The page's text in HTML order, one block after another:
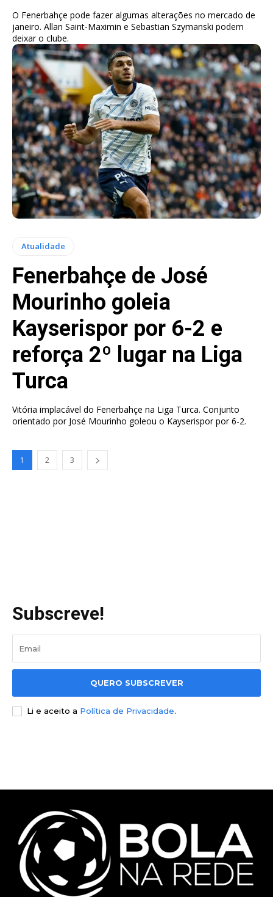
O Fenerbahçe pode fazer algumas alterações no mercado de
janeiro. Allan Saint-Maximin e Sebastian Szymanski podem
deixar o clube.
Atualidade
Fenerbahçe de José
Mourinho goleia
Kayserispor por 6-2 e
reforça 2º lugar na Liga
Turca
Vitória implacável do Fenerbahçe na Liga Turca. Conjunto
orientado por José Mourinho goleou o Kayserispor por 6-2.
1 2 3
Subscreve!
QUERO SUBSCREVER
Li e aceito a Política de Privacidade.